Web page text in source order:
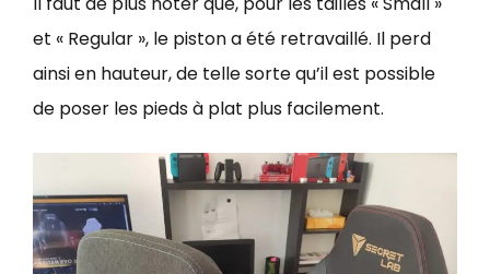
et « Regular », le piston a été retravaillé. Il perd
ainsi en hauteur, de telle sorte qu’il est possible
de poser les pieds à plat plus facilement.